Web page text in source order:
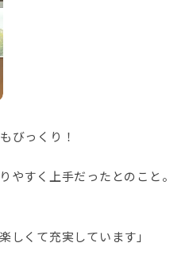
びっくり！
やすく上手だったとのこと。
しくて充実しています」